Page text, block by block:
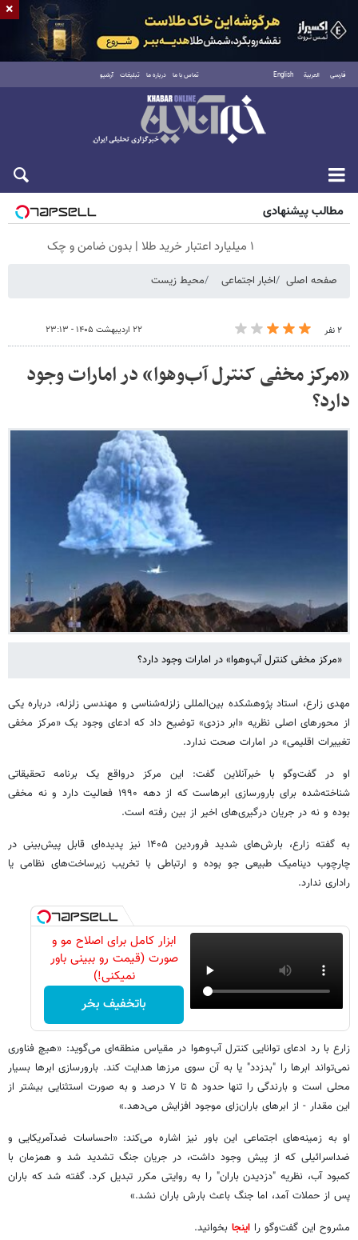
فارسی العربية English تماس با ما درباره ما تبلیغات آرشیو
جمعه ۱۶ مرداد ۱۴۰۵
مطالب پیشنهادی
۱ میلیارد اعتبار خرید طلا | بدون ضامن و چک
صفحه اصلی اخبار اجتماعی محیط زیست
۲ نفر ۲۲ اردیبهشت ۱۴۰۵ - ۲۳:۱۳
«مرکز مخفی کنترل آب‌وهوا» در امارات وجود
دارد؟
«مرکز مخفی کنترل آب‌وهوا» در امارات وجود دارد؟
مهدی زارع، استاد پژوهشکده بین‌المللی زلزله‌شناسی و مهندسی زلزله، درباره یکی
از محورهای اصلی نظریه «ابر دزدی» توضیح داد که ادعای وجود یک «مرکز مخفی
تغییرات اقلیمی» در امارات صحت ندارد.
او در گفت‌وگو با خبرآنلاین گفت: این مرکز درواقع یک برنامه تحقیقاتی
شناخته‌شده برای بارورسازی ابرهاست که از دهه ۱۹۹۰ فعالیت دارد و نه مخفی
بوده و نه در جریان درگیری‌های اخیر از بین رفته است.
به گفته زارع، بارش‌های شدید فروردین ۱۴۰۵ نیز پدیده‌ای قابل پیش‌بینی در
چارچوب دینامیک طبیعی جو بوده و ارتباطی با تخریب زیرساخت‌های نظامی یا
راداری ندارد.
ابزار کامل برای اصلاح مو و
صورت (قیمت رو ببینی باور
نمیکنی!)
باتخفیف بخر
زارع با رد ادعای توانایی کنترل آب‌وهوا در مقیاس منطقه‌ای می‌گوید: «هیچ فناوری
نمی‌تواند ابرها را "بدزدد" یا به آن سوی مرزها هدایت کند. بارورسازی ابرها بسیار
محلی است و بارندگی را تنها حدود ۵ تا ۷ درصد و به صورت استثنایی بیشتر از
این مقدار - از ابرهای باران‌زای موجود افزایش می‌دهد.»
او به زمینه‌های اجتماعی این باور نیز اشاره می‌کند: «احساسات ضدآمریکایی و
ضداسرائیلی که از پیش وجود داشت، در جریان جنگ تشدید شد و همزمان با
کمبود آب، نظریه "دزدیدن باران" را به روایتی مکرر تبدیل کرد. گفته شد که باران
پس از حملات آمد، اما جنگ باعث بارش باران نشد.»
مشروح این گفت‌وگو را اینجا بخوانید.
×